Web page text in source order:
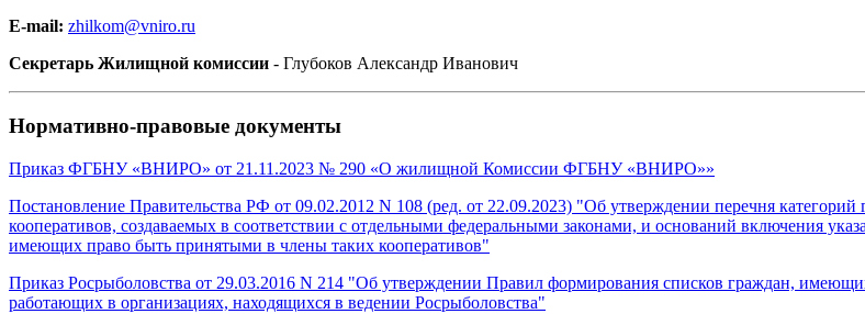
E-mail: zhilkom@vniro.ru
Секретарь Жилищной комиссии - Глубоков Александр Иванович
Нормативно-правовые документы
Приказ ФГБНУ «ВНИРО» от 21.11.2023 № 290 «О жилищной Комиссии ФГБНУ «ВНИРО»»
Постановление Правительства РФ от 09.02.2012 N 108 (ред. от 22.09.2023) "Об утверждении перечня
кооперативов, создаваемых в соответствии с отдельными федеральными законами, и оснований включения
имеющих право быть принятыми в члены таких кооперативов"
Приказ Росрыболовства от 29.03.2016 N 214 "Об утверждении Правил формирования списков граждан,
работающих в организациях, находящихся в ведении Росрыболовства"